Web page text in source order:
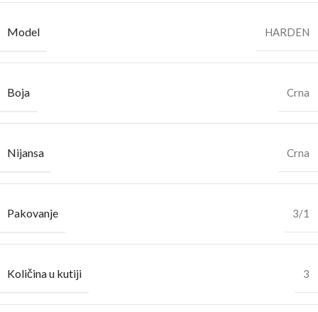
Model HARDEN
Boja Crna
Nijansa Crna
Pakovanje 3/1
Količina u kutiji 3